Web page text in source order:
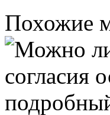
Похожие